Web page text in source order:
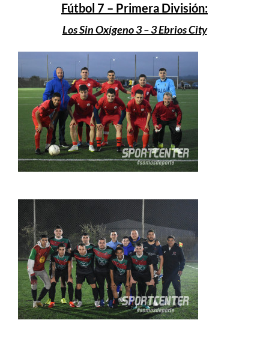
Fútbol 7 – Primera División:
Los Sin Oxígeno 3 – 3 Ebrios City